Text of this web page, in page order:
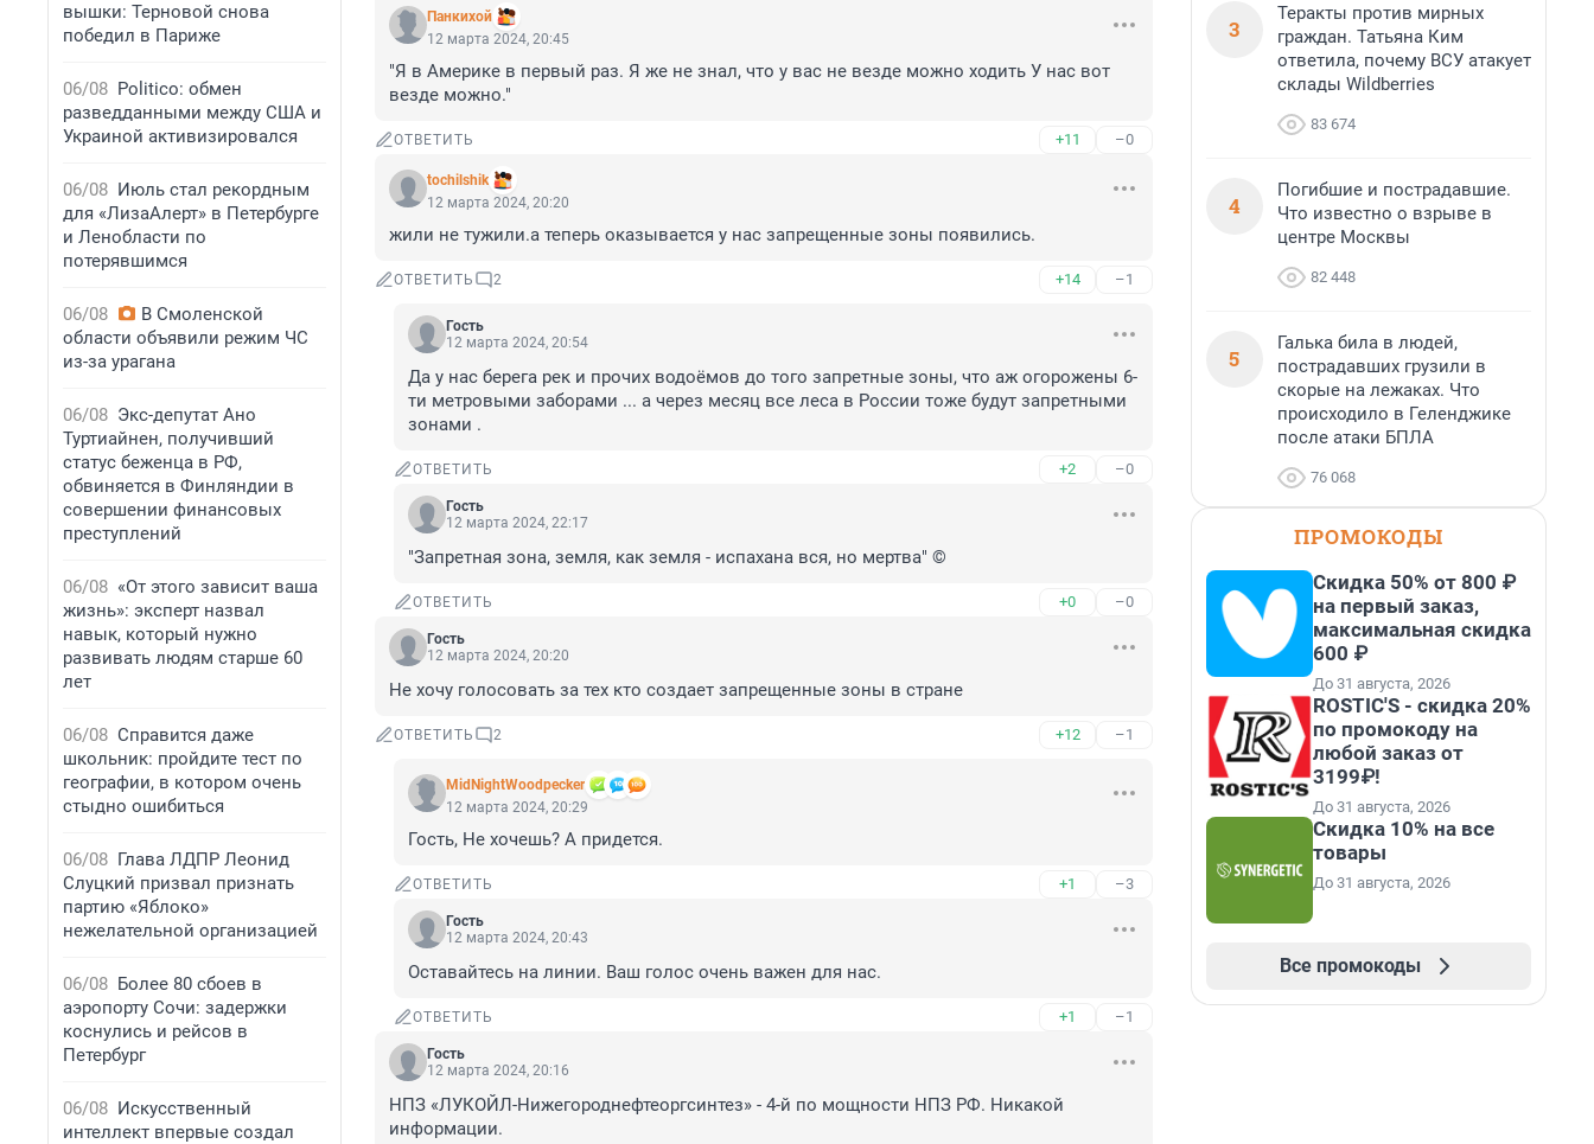
вышки: Терновой снова
победил в Париже
06/08 Politico: обмен
разведданными между США и
Украиной активизировался
06/08 Июль стал рекордным
для «ЛизаАлерт» в Петербурге
и Ленобласти по
потерявшимся
06/08
В Смоленской
области объявили режим ЧС
из-за урагана
06/08 Экс-депутат Ано
Туртиайнен, получивший
статус беженца в РФ,
обвиняется в Финляндии в
совершении финансовых
преступлений
06/08 «От этого зависит ваша
жизнь»: эксперт назвал
навык, который нужно
развивать людям старше 60
лет
06/08 Справится даже
школьник: пройдите тест по
географии, в котором очень
стыдно ошибиться
06/08 Глава ЛДПР Леонид
Слуцкий призвал признать
партию «Яблоко»
нежелательной организацией
06/08 Более 80 сбоев в
аэропорту Сочи: задержки
коснулись и рейсов в
Петербург
06/08 Искусственный
интеллект впервые создал
Панкихой
12 марта 2024, 20:45
"Я в Америке в первый раз. Я же не знал, что у вас не везде можно ходить У нас вот
везде можно."
ОТВЕТИТЬ +11 –0
tochilshik
12 марта 2024, 20:20
жили не тужили.а теперь оказывается у нас запрещенные зоны появились.
ОТВЕТИТЬ 2 +14 –1
Гость
12 марта 2024, 20:54
Да у нас берега рек и прочих водоёмов до того запретные зоны, что аж огорожены 6-
ти метровыми заборами ... а через месяц все леса в России тоже будут запретными
зонами .
ОТВЕТИТЬ +2 –0
Гость
12 марта 2024, 22:17
"Запретная зона, земля, как земля - испахана вся, но мертва" ©
ОТВЕТИТЬ +0 –0
Гость
12 марта 2024, 20:20
Не хочу голосовать за тех кто создает запрещенные зоны в стране
ОТВЕТИТЬ 2 +12 –1
MidNightWoodpecker
12 марта 2024, 20:29
Гость, Не хочешь? А придется.
ОТВЕТИТЬ +1 –3
Гость
12 марта 2024, 20:43
Оставайтесь на линии. Ваш голос очень важен для нас.
ОТВЕТИТЬ +1 –1
Гость
12 марта 2024, 20:16
НПЗ «ЛУКОЙЛ-Нижегороднефтеоргсинтез» - 4-й по мощности НПЗ РФ. Никакой
информации.
3
Теракты против мирных
граждан. Татьяна Ким
ответила, почему ВСУ атакует
склады Wildberries
83 674
4
Погибшие и пострадавшие.
Что известно о взрыве в
центре Москвы
82 448
5
Галька била в людей,
пострадавших грузили в
скорые на лежаках. Что
происходило в Геленджике
после атаки БПЛА
76 068
ПРОМОКОДЫ
Скидка 50% от 800 ₽
на первый заказ,
максимальная скидка
600 ₽
До 31 августа, 2026
ROSTIC'S - скидка 20%
по промокоду на
любой заказ от
3199₽!
До 31 августа, 2026
Скидка 10% на все
товары
До 31 августа, 2026
Все промокоды